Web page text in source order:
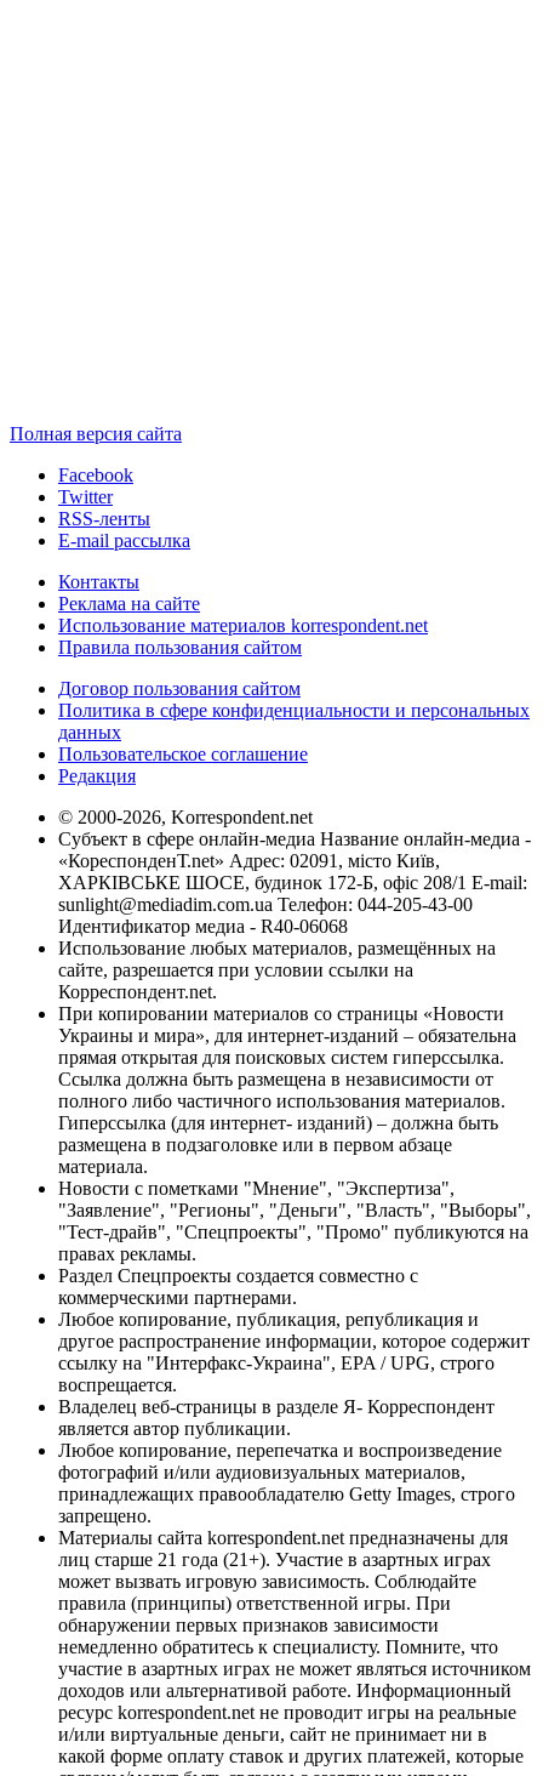
Полная версия сайта
Facebook
Twitter
RSS-ленты
E-mail рассылка
Контакты
Реклама на сайте
Использование материалов korrespondent.net
Правила пользования сайтом
Договор пользования сайтом
Политика в сфере конфиденциальности и персональных
данных
Пользовательское соглашение
Редакция
© 2000-2026, Korrespondent.net
Субъект в сфере онлайн-медиа Название онлайн-медиа -
«КореспонденТ.net» Адрес: 02091, місто Київ,
ХАРКІВСЬКЕ ШОСЕ, будинок 172-Б, офіс 208/1 E-mail:
sunlight@mediadim.com.ua Телефон: 044-205-43-00
Идентификатор медиа - R40-06068
Использование любых материалов, размещённых на
сайте, разрешается при условии ссылки на
Корреспондент.net.
При копировании материалов со страницы «Новости
Украины и мира», для интернет-изданий – обязательна
прямая открытая для поисковых систем гиперссылка.
Ссылка должна быть размещена в независимости от
полного либо частичного использования материалов.
Гиперссылка (для интернет- изданий) – должна быть
размещена в подзаголовке или в первом абзаце
материала.
Новости с пометками "Мнение", "Экспертиза",
"Заявление", "Регионы", "Деньги", "Власть", "Выборы",
"Тест-драйв", "Спецпроекты", "Промо" публикуются на
правах рекламы.
Раздел Спецпроекты создается совместно с
коммерческими партнерами.
Любое копирование, публикация, републикация и
другое распространение информации, которое содержит
ссылку на "Интерфакс-Украина", EPA / UPG, строго
воспрещается.
Владелец веб-страницы в разделе Я- Корреспондент
является автор публикации.
Любое копирование, перепечатка и воспроизведение
фотографий и/или аудиовизуальных материалов,
принадлежащих правообладателю Getty Images, строго
запрещено.
Материалы сайта korrespondent.net предназначены для
лиц старше 21 года (21+). Участие в азартных играх
может вызвать игровую зависимость. Соблюдайте
правила (принципы) ответственной игры. При
обнаружении первых признаков зависимости
немедленно обратитесь к специалисту. Помните, что
участие в азартных играх не может являться источником
доходов или альтернативой работе. Информационный
ресурс korrespondent.net не проводит игры на реальные
и/или виртуальные деньги, сайт не принимает ни в
какой форме оплату ставок и других платежей, которые